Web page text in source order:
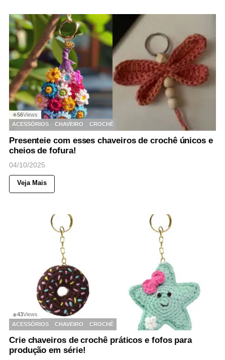
◉56Views
ACESSÓRIOS
CHAVEIRO CROCHÊ
Presenteie com esses chaveiros de crochê únicos e
cheios de fofura!
04/10/2025
Veja Mais
◉43Views
ACESSÓRIOS
CHAVEIRO CROCHÊ
Crie chaveiros de crochê práticos e fofos para
produção em série!